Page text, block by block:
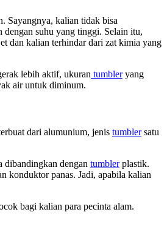
Sayangnya, kalian tidak bisa
suhu yang tinggi. Selain itu,
dan kalian terhindar dari zat kimia yang
lebih aktif, ukuran tumbleryang
air untuk diminum.
dari alumunium, jenis tumblersatu
dibandingkan dengan tumblerplastik.
konduktor panas. Jadi, apabila kalian
bagi kalian para pecinta alam.